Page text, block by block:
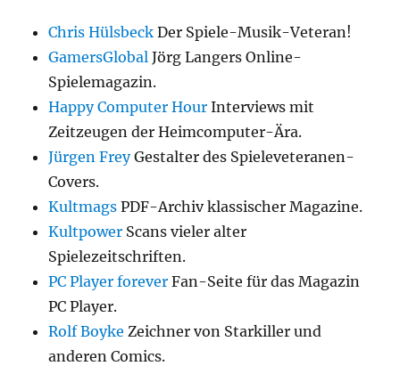
Chris Hülsbeck Der Spiele-Musik-Veteran!
GamersGlobal Jörg Langers Online-
Spielemagazin.
Happy Computer Hour Interviews mit
Zeitzeugen der Heimcomputer-Ära.
Jürgen FreyGestalter des Spieleveteranen-
Covers.
Kultmags PDF-Archiv klassischer Magazine.
Kultpower Scans vieler alter
Spielezeitschriften.
PC Player forever Fan-Seite für das Magazin
PC Player.
Rolf Boyke Zeichner von Starkiller und
anderen Comics.